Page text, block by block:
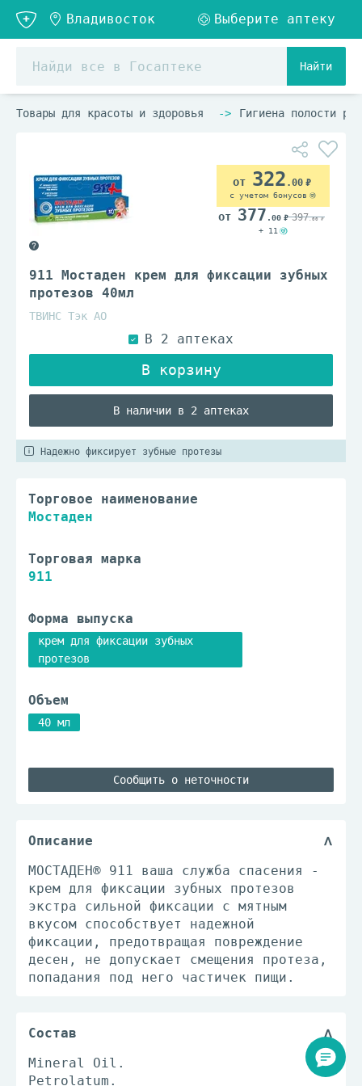
Найти
Товары для красоты и здоровья Гигиена полости рта
911 Мостаден крем для фиксации зубных
протезов 40мл
ТВИНС Тэк АО
В наличии в 2 аптеках
322 .00
с учетом бонусов
377 .00 397.00
+ 11
Надежно фиксирует зубные протезы
Торговое наименование
Мостаден
Торговая марка
911
Форма выпуска
крем для фиксации зубных
протезов
Объем
40 мл
Сообщить о неточности
Описание
МОСТАДЕН® 911 ваша служба спасения -
крем для фиксации зубных протезов
экстра сильной фиксации с мятным
вкусом способствует надежной
фиксации, предотвращая повреждение
десен, не допускает смещения протеза,
попадания под него частичек пищи.
Состав
Mineral Oil.
Petrolatum.